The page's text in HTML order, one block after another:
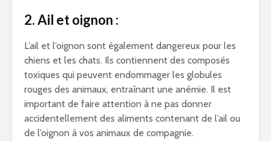
2. Ail et oignon :
L’ail et l’oignon sont également dangereux pour les
chiens et les chats. Ils contiennent des composés
toxiques qui peuvent endommager les globules
rouges des animaux, entraînant une anémie. Il est
important de faire attention à ne pas donner
accidentellement des aliments contenant de l’ail ou
de l’oignon à vos animaux de compagnie.